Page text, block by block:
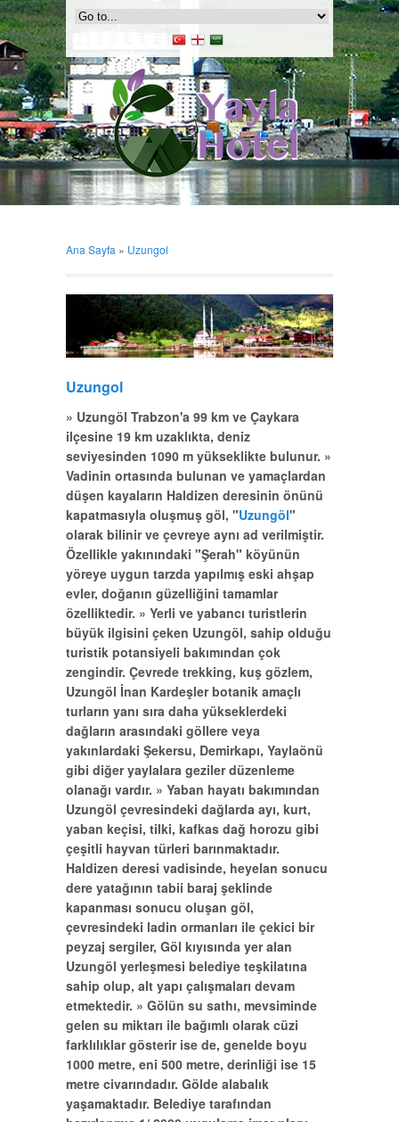
Ana Sayfa » Uzungol
Uzungol
» Uzungöl Trabzon'a 99 km ve Çaykara
ilçesine 19 km uzaklıkta, deniz
seviyesinden 1090 m yükseklikte bulunur. »
Vadinin ortasında bulunan ve yamaçlardan
düşen kayaların Haldizen deresinin önünü
kapatmasıyla oluşmuş göl, "Uzungöl"
olarak bilinir ve çevreye aynı ad verilmiştir.
Özellikle yakınındaki "Şerah" köyünün
yöreye uygun tarzda yapılmış eski ahşap
evler, doğanın güzelliğini tamamlar
özelliktedir. » Yerli ve yabancı turistlerin
büyük ilgisini çeken Uzungöl, sahip olduğu
turistik potansiyeli bakımından çok
zengindir. Çevrede trekking, kuş gözlem,
Uzungöl İnan Kardeşler botanik amaçlı
turların yanı sıra daha yükseklerdeki
dağların arasındaki göllere veya
yakınlardaki Şekersu, Demirkapı, Yaylaönü
gibi diğer yaylalara geziler düzenleme
olanağı vardır. » Yaban hayatı bakımından
Uzungöl çevresindeki dağlarda ayı, kurt,
yaban keçisi, tilki, kafkas dağ horozu gibi
çeşitli hayvan türleri barınmaktadır.
Haldizen deresi vadisinde, heyelan sonucu
dere yatağının tabii baraj şeklinde
kapanması sonucu oluşan göl,
çevresindeki ladin ormanları ile çekici bir
peyzaj sergiler, Göl kıyısında yer alan
Uzungöl yerleşmesi belediye teşkilatına
sahip olup, alt yapı çalışmaları devam
etmektedir. » Gölün su sathı, mevsiminde
gelen su miktarı ile bağımlı olarak cüzi
farklılıklar gösterir ise de, genelde boyu
1000 metre, eni 500 metre, derinliği ise 15
metre civarındadır. Gölde alabalık
yaşamaktadır. Belediye tarafından